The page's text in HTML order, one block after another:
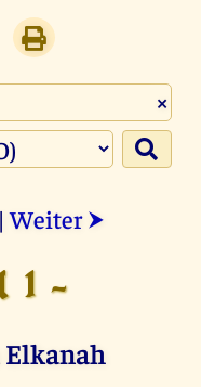
×
|Weiter ⮞
1 -